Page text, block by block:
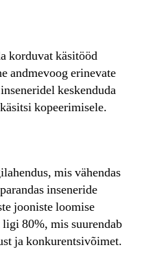
korduvat käsitööd
andmevoog erinevate
keskenduda
kopeerimisele.
mis vähendas
inseneride
jooniste loomise
80%, mis suurendab
ja konkurentsivõimet.